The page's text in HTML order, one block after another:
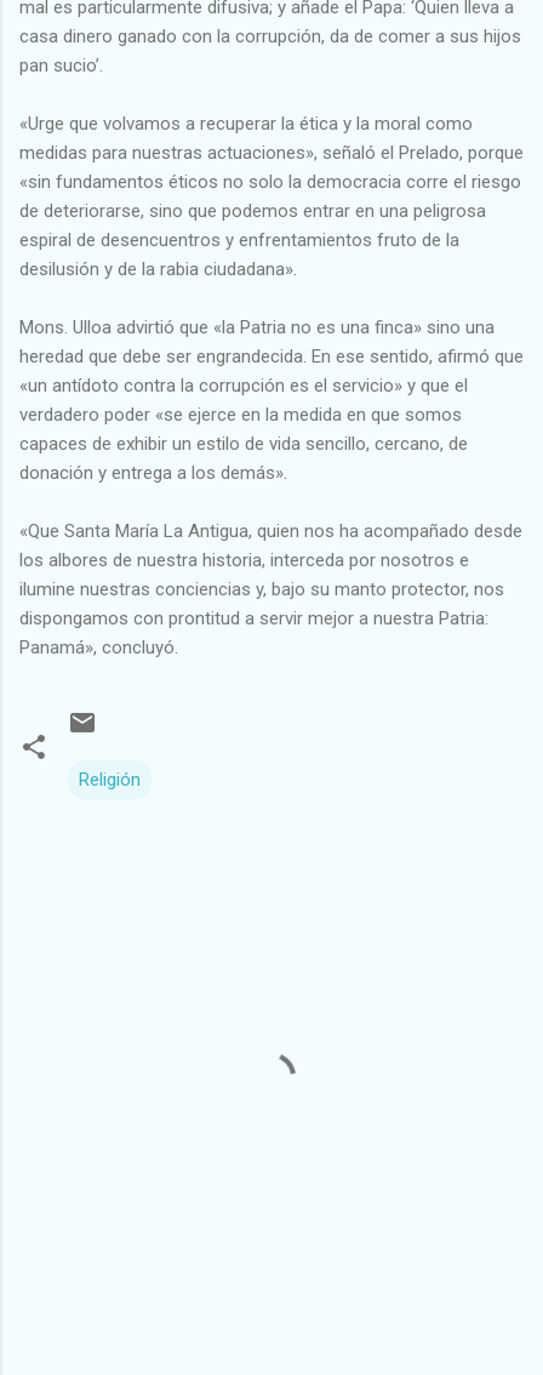
mal es particularmente difusiva; y añade el Papa: ‘Quien lleva a
casa dinero ganado con la corrupción, da de comer a sus hijos
pan sucio’.
«Urge que volvamos a recuperar la ética y la moral como
medidas para nuestras actuaciones», señaló el Prelado, porque
«sin fundamentos éticos no solo la democracia corre el riesgo
de deteriorarse, sino que podemos entrar en una peligrosa
espiral de desencuentros y enfrentamientos fruto de la
desilusión y de la rabia ciudadana».
Mons. Ulloa advirtió que «la Patria no es una finca» sino una
heredad que debe ser engrandecida. En ese sentido, afirmó que
«un antídoto contra la corrupción es el servicio» y que el
verdadero poder «se ejerce en la medida en que somos
capaces de exhibir un estilo de vida sencillo, cercano, de
donación y entrega a los demás».
«Que Santa María La Antigua, quien nos ha acompañado desde
los albores de nuestra historia, interceda por nosotros e
ilumine nuestras conciencias y, bajo su manto protector, nos
dispongamos con prontitud a servir mejor a nuestra Patria:
Panamá», concluyó.
Religión